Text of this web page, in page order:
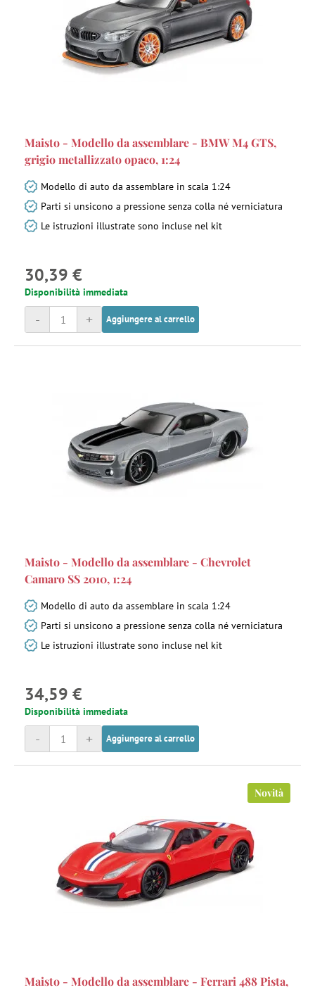
Maisto - Modello da assemblare - BMW M4 GTS,
grigio metallizzato opaco, 1:24
Modello di auto da assemblare in scala 1:24
Parti si unsicono a pressione senza colla né verniciatura
Le istruzioni illustrate sono incluse nel kit
30,39 €
Disponibilità immediata
+
- Aggiungere al carrello
Maisto - Modello da assemblare - Chevrolet
Camaro SS 2010, 1:24
Modello di auto da assemblare in scala 1:24
Parti si unsicono a pressione senza colla né verniciatura
Le istruzioni illustrate sono incluse nel kit
34,59 €
Disponibilità immediata
+
- Aggiungere al carrello
Novità
Maisto - Modello da assemblare - Ferrari 488 Pista,